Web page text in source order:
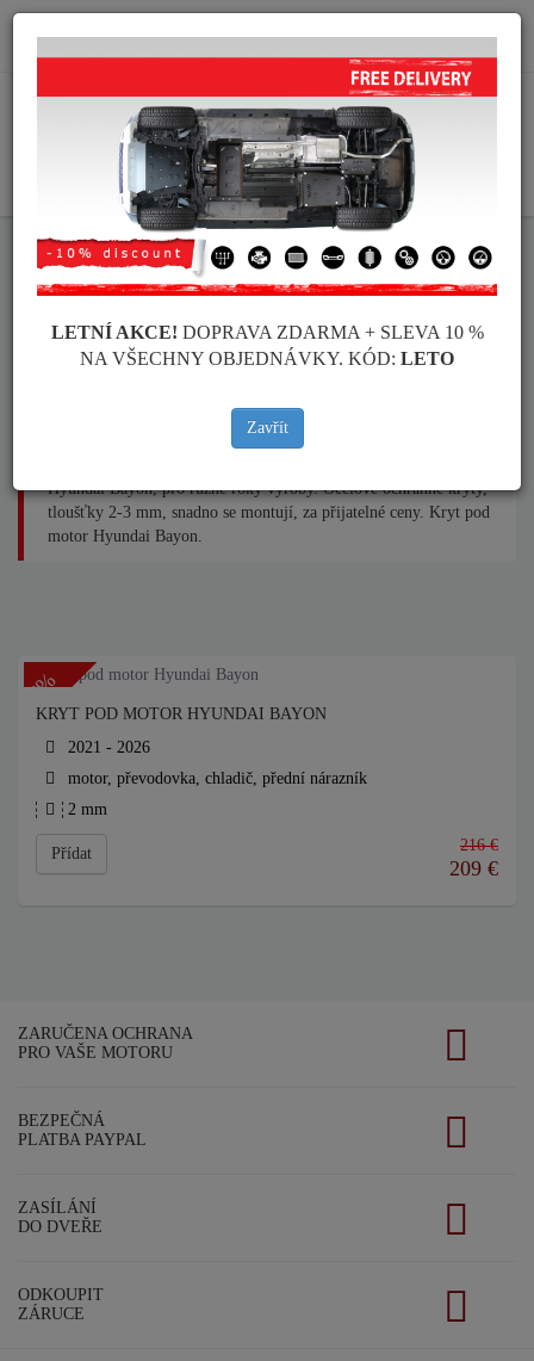
info@krytpodmotor.com
Kryt pod motor Hyundai Bayon
Hyundai Bayon, pro různé roky výroby. Ocelové ochranné kryty,
tloušťky 2-3 mm, snadno se montují, za přijatelné ceny. Kryt pod
motor Hyundai Bayon.
-3%
KRYT POD MOTOR HYUNDAI BAYON
2021 - 2026
motor, převodovka, chladič, přední nárazník
2 mm
Přídat 216 €
209 €
ZARUČENA OCHRANA
PRO VAŠE MOTORU
BEZPEČNÁ
PLATBA PAYPAL
ZASÍLÁNÍ
DO DVEŘE
ODKOUPIT
ZÁRUCE
LETNÍ AKCE! DOPRAVA ZDARMA + SLEVA 10 %
NA VŠECHNY OBJEDNÁVKY. KÓD: LETO
Zavřít